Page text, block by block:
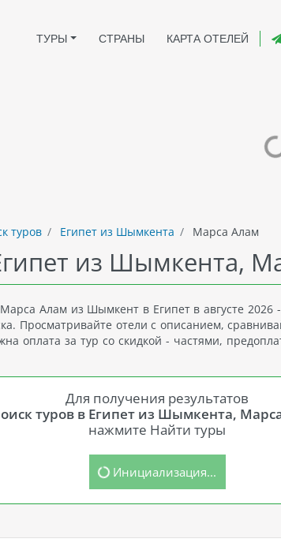
ТУРЫ СТРАНЫ КАРТА ОТЕЛЕЙ
туров Египет из Шымкента Марса Алам
из Шымкента,
Алам из Шымкент в Египет в августе 2026
Просматривайте отели с описанием,
оплата за тур со скидкой - частями,
Для получения результатов
туров в Египет из Шымкента,
нажмите Найти туры
Инициализация...